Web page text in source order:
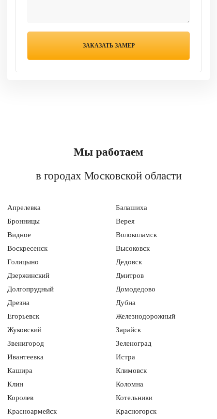
Мы работаем
в городах Московской области
Апрелевка
Балашиха
Бронницы
Верея
Видное
Волоколамск
Воскресенск
Высоковск
Голицыно
Дедовск
Дзержинский
Дмитров
Долгопрудный
Домодедово
Дрезна
Дубна
Егорьевск
Железнодорожный
Жуковский
Зарайск
Звенигород
Зеленоград
Ивантеевка
Истра
Кашира
Климовск
Клин
Коломна
Королев
Котельники
Красноармейск
Красногорск